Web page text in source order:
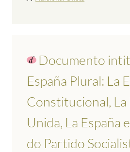
Documento
España Plural: La
Constitucional, La
Unida, La España
do Partido